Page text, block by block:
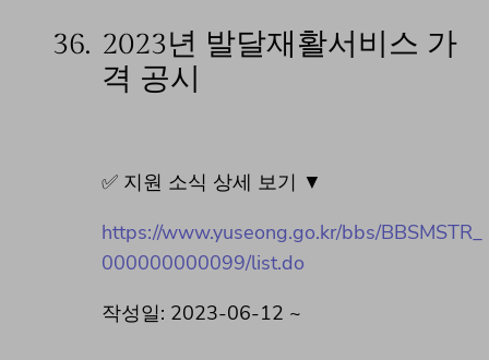
36. 2023년 발달재활서비스 가
격 공시
✅ 지원 소식 상세 보기 ▼
https://www.yuseong.go.kr/bbs/BBSMSTR_
000000000099/list.do
작성일: 2023-06-12 ~